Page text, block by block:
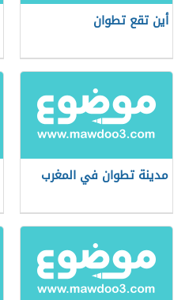
أين تقع تطوان
مدينة تطوان في المغرب